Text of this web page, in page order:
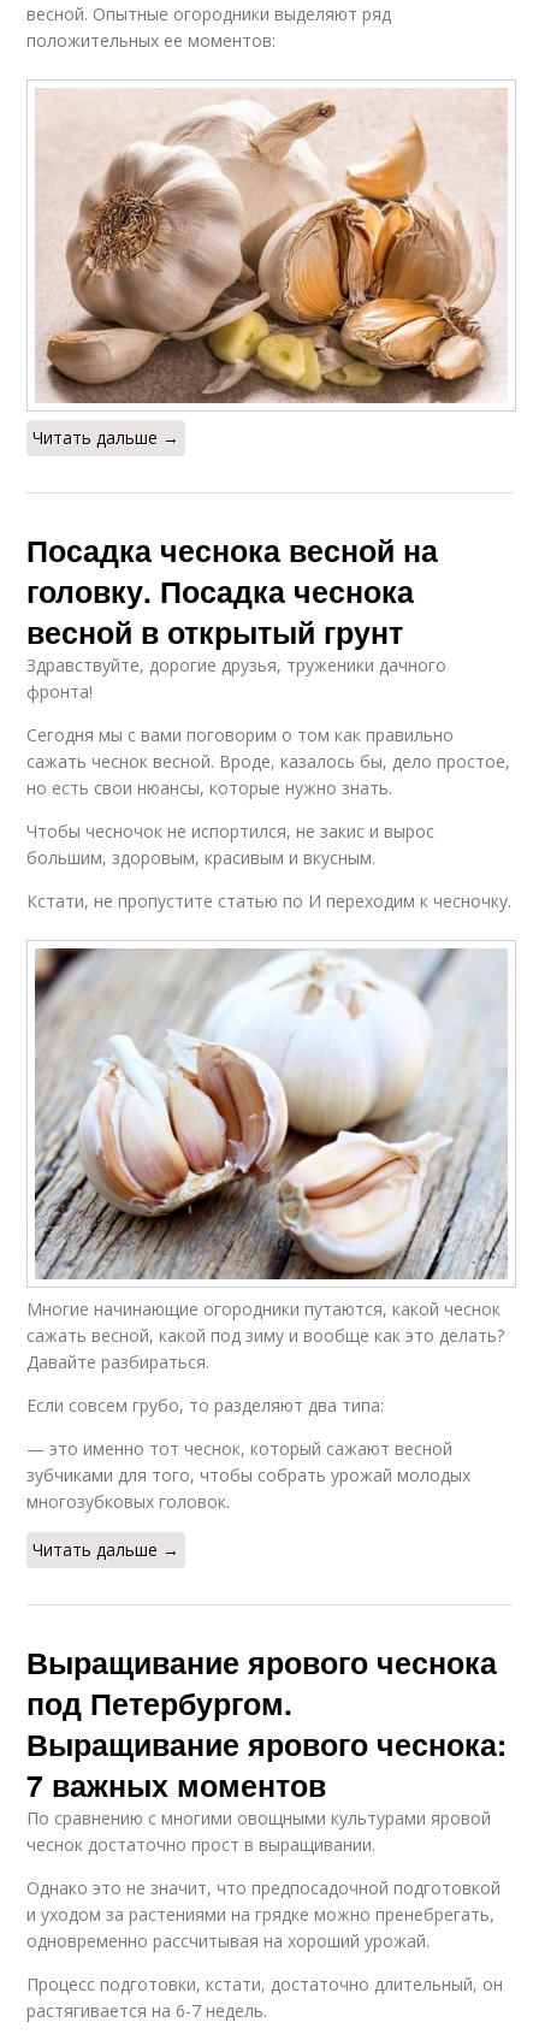
весной. Опытные огородники выделяют ряд
положительных ее моментов:
Читать дальше →
Посадка чеснока весной на
головку. Посадка чеснока
весной в открытый грунт
Здравствуйте, дорогие друзья, труженики дачного
фронта! ‍
Сегодня мы с вами поговорим о том как правильно
сажать чеснок весной. Вроде, казалось бы, дело простое,
но есть свои нюансы, которые нужно знать.
Чтобы чесночок не испортился, не закис и вырос
большим, здоровым, красивым и вкусным.
Кстати, не пропустите статью по И переходим к чесночку.
Многие начинающие огородники путаются, какой чеснок
сажать весной, какой под зиму и вообще как это делать?
Давайте разбираться.
Если совсем грубо, то разделяют два типа:
— это именно тот чеснок, который сажают весной
зубчиками для того, чтобы собрать урожай молодых
многозубковых головок.
Читать дальше →
Выращивание ярового чеснока
под Петербургом.
Выращивание ярового чеснока:
7 важных моментов
По сравнению с многими овощными культурами яровой
чеснок достаточно прост в выращивании.
Однако это не значит, что предпосадочной подготовкой
и уходом за растениями на грядке можно пренебрегать,
одновременно рассчитывая на хороший урожай.
Процесс подготовки, кстати, достаточно длительный, он
растягивается на 6-7 недель.